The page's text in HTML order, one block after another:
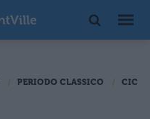
PERIODO CLASSICO